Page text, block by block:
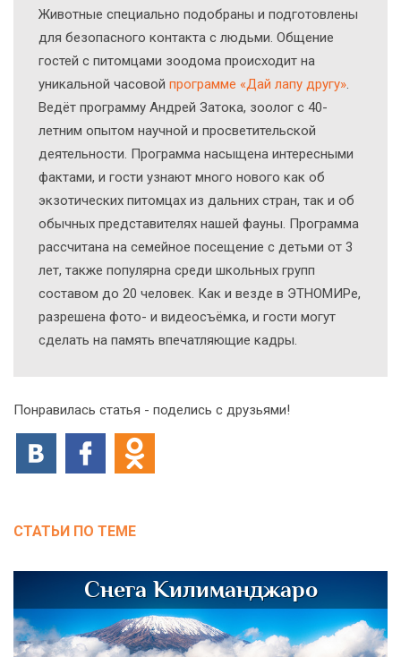
Животные специально подобраны и подготовлены
для безопасного контакта с людьми. Общение
гостей с питомцами зоодома происходит на
уникальной часовой программе «Дай лапу другу»
Ведёт программу Андрей Затока, зоолог с 40-
летним опытом научной и просветительской
деятельности. Программа насыщена интересными
фактами, и гости узнают много нового как об
экзотических питомцах из дальних стран, так и об
обычных представителях нашей фауны. Программа
рассчитана на семейное посещение с детьми от 3
лет, также популярна среди школьных групп
составом до 20 человек. Как и везде в ЭТНОМИРе,
разрешена фото- и видеосъёмка, и гости могут
сделать на память впечатляющие кадры.
Понравилась статья - поделись с друзьями!
СТАТЬИ ПО ТЕМЕ
Снега Килиманджаро